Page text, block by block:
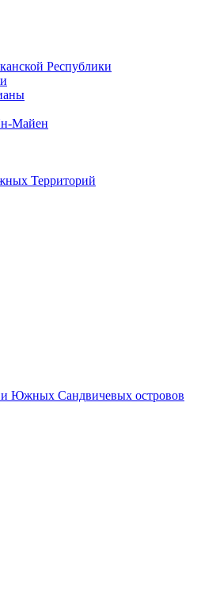
Республики
Майен
Территорий
Южных Сандвичевых островов